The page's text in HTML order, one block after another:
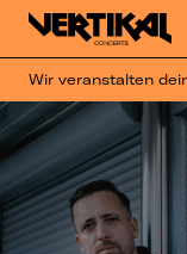
Wir veranstalten